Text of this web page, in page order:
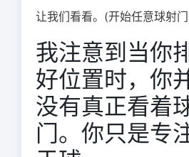
让我们看看。(开始任意球射
我注意到当你
好位置时，你
没有真正看着
门。你只是专